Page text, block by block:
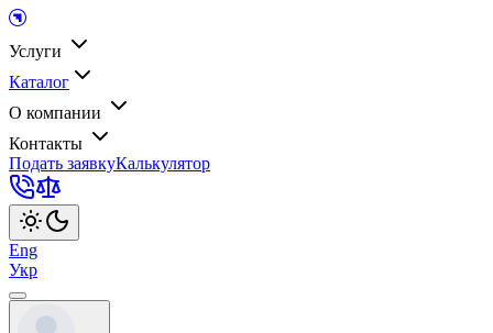
Услуги
Каталог
О компании
Контакты
Подать заявкуКалькулятор
Eng
Укр